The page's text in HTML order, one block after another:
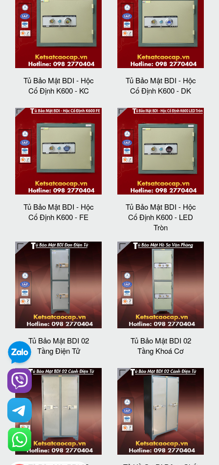
Tủ Bảo Mật BDI - Hộc
Cố Định K600 - KC
Tủ Bảo Mật BDI - Hộc
Cố Định K600 - DK
Tủ Bảo Mật BDI - Hộc
Cố Định K600 - FE
Tủ Bảo Mật BDI - Hộc
Cố Định K600 - LED
Tròn
Tủ Bảo Mật BDI 02
Tầng Điện Tử
Tủ Bảo Mật BDI 02
Tầng Khoá Cơ